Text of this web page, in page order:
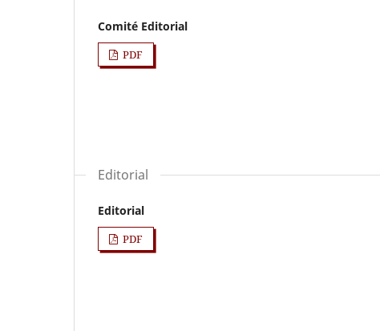
Comité Editorial
PDF
Editorial
Editorial
PDF